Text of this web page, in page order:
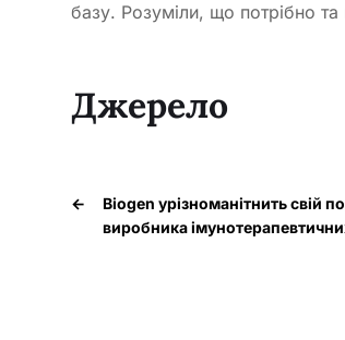
базу. Розуміли, що потрібно
Джерело
←
Biogen урізноманітнить свій
виробника